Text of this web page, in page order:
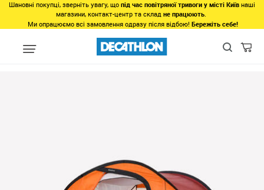
Шановні покупці, зверніть увагу, що під час повітряної тривоги у місті Київ наші
магазини, контакт-центр та склад не працюють.
Ми опрацюємо всі замовлення одразу після відбою! Бережіть себе!
Види спорту Туризм, Кемпiнг Кемпінг